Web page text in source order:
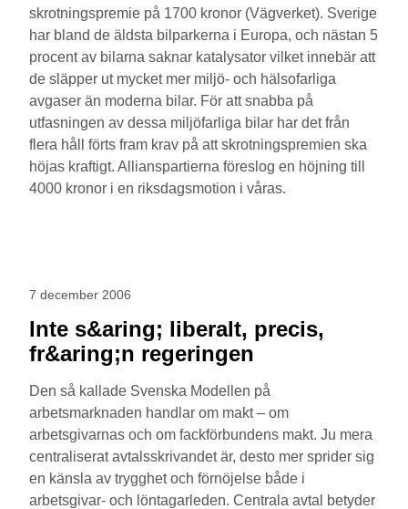
skrotningspremie på 1700 kronor (Vägverket). Sverige
har bland de äldsta bilparkerna i Europa, och nästan 5
procent av bilarna saknar katalysator vilket innebär att
de släpper ut mycket mer miljö- och hälsofarliga
avgaser än moderna bilar. För att snabba på
utfasningen av dessa miljöfarliga bilar har det från
flera håll förts fram krav på att skrotningspremien ska
höjas kraftigt. Allianspartierna föreslog en höjning till
4000 kronor i en riksdagsmotion i våras.
7 december 2006
Inte s&aring; liberalt, precis,
fr&aring;n regeringen
Den så kallade Svenska Modellen på
arbetsmarknaden handlar om makt – om
arbetsgivarnas och om fackförbundens makt. Ju mera
centraliserat avtalsskrivandet är, desto mer sprider sig
en känsla av trygghet och förnöjelse både i
arbetsgivar- och löntagarleden. Centrala avtal betyder